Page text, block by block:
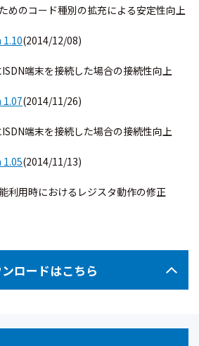
めのコード種別の拡充による安定性向上
1.10(2014/12/08)
端末を接続した場合の接続性向上
1.07(2014/11/26)
端末を接続した場合の接続性向上
1.05(2014/11/13)
利用時におけるレジスタ動作の修正
ロードはこちら